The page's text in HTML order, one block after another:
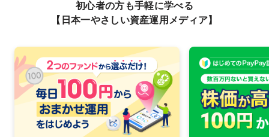
初心者の方も手軽に学べる
【日本一やさしい資産運用メディア】